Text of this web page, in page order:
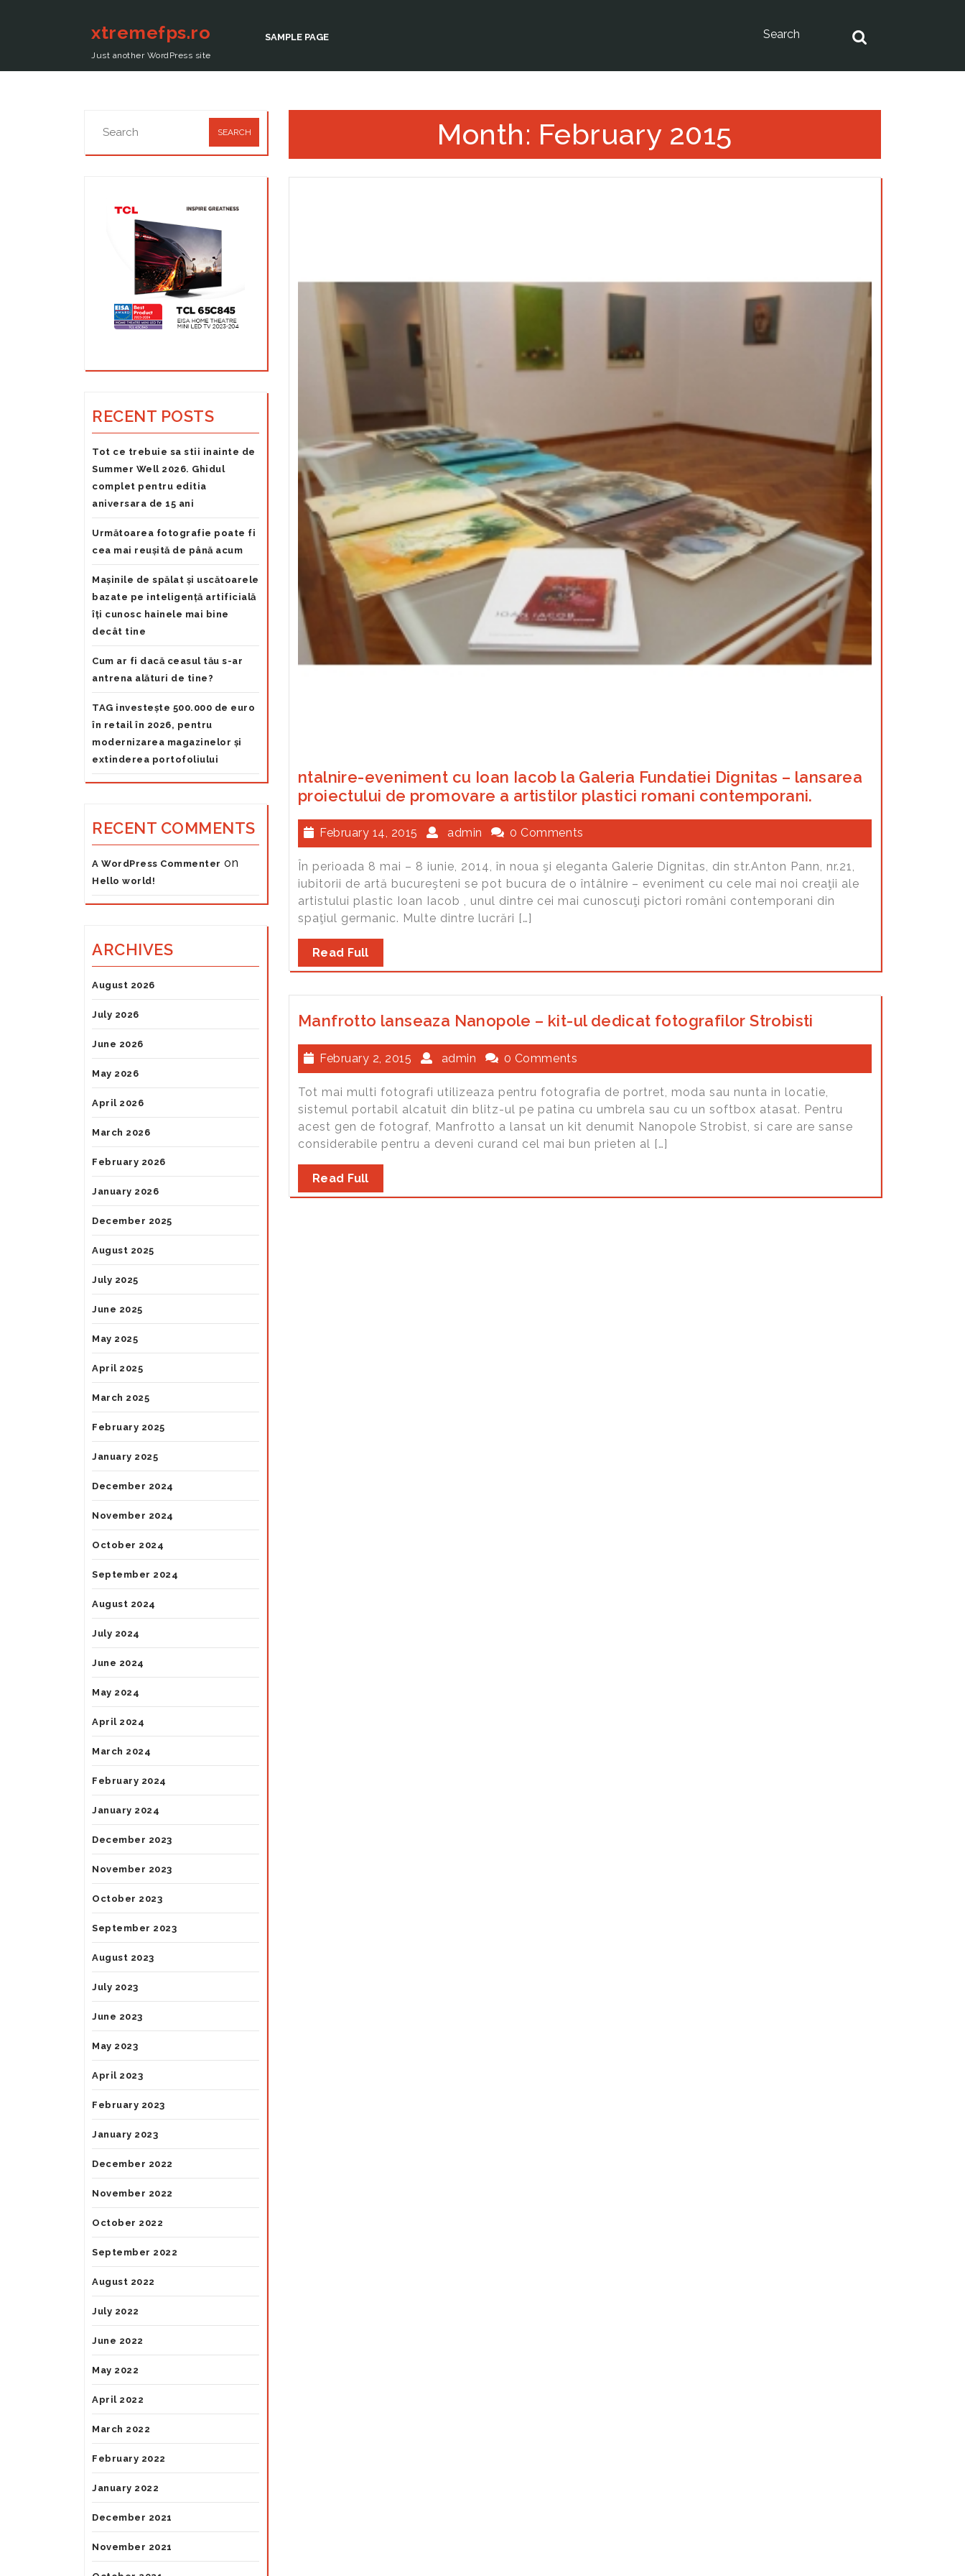
xtremefps.ro
Just another WordPress site
SAMPLE PAGE
RECENT POSTS
Tot ce trebuie sa stii inainte de
Summer Well 2026. Ghidul
complet pentru editia
aniversara de 15 ani
Următoarea fotografie poate fi
cea mai reușită de până acum
Mașinile de spălat și uscătoarele
bazate pe inteligență artificială
îți cunosc hainele mai bine
decât tine
Cum ar fi dacă ceasul tău s-ar
antrena alături de tine?
TAG investește 500.000 de euro
în retail în 2026, pentru
modernizarea magazinelor și
extinderea portofoliului
RECENT COMMENTS
A WordPress Commenter on
Hello world!
ARCHIVES
August 2026
July 2026
June 2026
May 2026
April 2026
March 2026
February 2026
January 2026
December 2025
August 2025
July 2025
June 2025
May 2025
April 2025
March 2025
February 2025
January 2025
December 2024
November 2024
October 2024
September 2024
August 2024
July 2024
June 2024
May 2024
April 2024
March 2024
February 2024
January 2024
December 2023
November 2023
October 2023
September 2023
August 2023
July 2023
June 2023
May 2023
April 2023
February 2023
January 2023
December 2022
November 2022
October 2022
September 2022
August 2022
July 2022
June 2022
May 2022
April 2022
March 2022
February 2022
January 2022
December 2021
November 2021
Month: February 2015
ntalnire-eveniment cu Ioan Iacob la Galeria Fundatiei Dignitas – lansarea
proiectului de promovare a artistilor plastici romani contemporani.
February 14, 2015 admin 0 Comments
În perioada 8 mai – 8 iunie, 2014, în noua şi eleganta Galerie Dignitas, din str.Anton Pann, nr.21,
iubitorii de artă bucureşteni se pot bucura de o întâlnire – eveniment cu cele mai noi creaţii ale
artistului plastic Ioan Iacob , unul dintre cei mai cunoscuţi pictori români contemporani din
spaţiul germanic. Multe dintre lucrări […]
Read Full
Manfrotto lanseaza Nanopole – kit-ul dedicat fotografilor Strobisti
February 2, 2015 admin 0 Comments
Tot mai multi fotografi utilizeaza pentru fotografia de portret, moda sau nunta in locatie,
sistemul portabil alcatuit din blitz-ul pe patina cu umbrela sau cu un softbox atasat. Pentru
acest gen de fotograf, Manfrotto a lansat un kit denumit Nanopole Strobist, si care are sanse
considerabile pentru a deveni curand cel mai bun prieten al […]
Read Full